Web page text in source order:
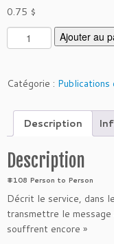
0.75 $
q
u
n
é
d
e
R
-
2
6
Ajouter au
Catégorie :
Description
Description
#108 Person to Person
Décrit le service, dans
transmettre le message
souffrent encore »